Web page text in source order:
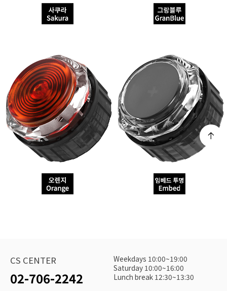
CS CENTER
02-706-2242
Weekdays 10:00~19:00
Saturday 10:00~16:00
Lunch break 12:30~13:30